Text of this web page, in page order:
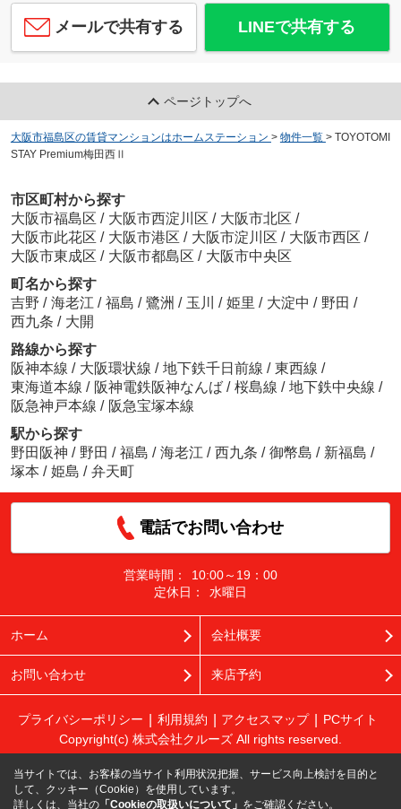
メールで共有する LINEで共有する
ページトップへ
大阪市福島区の賃貸マンションはホームステーション > 物件一覧 > TOYOTOMI
STAY Premium梅田西Ⅱ
市区町村から探す
大阪市福島区 / 大阪市西淀川区 / 大阪市北区 /
大阪市此花区 / 大阪市港区 / 大阪市淀川区 / 大阪市西区 /
大阪市東成区 / 大阪市都島区 / 大阪市中央区
町名から探す
吉野 / 海老江 / 福島 / 鷺洲 / 玉川 / 姫里 / 大淀中 / 野田 /
西九条 / 大開
路線から探す
阪神本線 / 大阪環状線 / 地下鉄千日前線 / 東西線 /
東海道本線 / 阪神電鉄阪神なんば / 桜島線 / 地下鉄中央線 /
阪急神戸本線 / 阪急宝塚本線
駅から探す
野田阪神 / 野田 / 福島 / 海老江 / 西九条 / 御幣島 / 新福島 /
塚本 / 姫島 / 弁天町
電話でお問い合わせ
営業時間：
10:00～19：00
定休日：
水曜日
ホーム 会社概要
お問い合わせ 来店予約
プライバシーポリシー 利用規約 アクセスマップ
PCサイト
Copyright(c) 株式会社クルーズ All rights reserved.
当サイトでは、お客様の当サイト利用状況把握、サービス向上検討を目的と
して、クッキー（Cookie）を使用しています。
詳しくは、当社の 「Cookieの取扱いについて」 をご確認ください。